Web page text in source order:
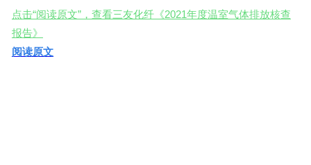
点击“阅读原文”，查看三友化纤《2021年度温室气体排放核查
报告》
阅读原文